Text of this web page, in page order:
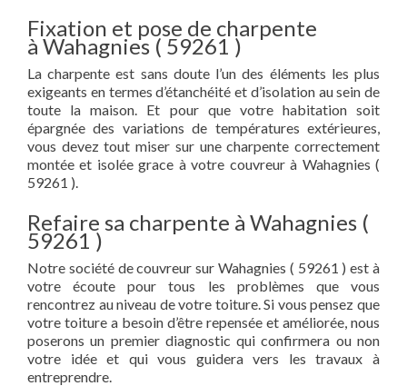
Fixation et pose de charpente
à Wahagnies ( 59261 )
La charpente est sans doute l’un des éléments les plus
exigeants en termes d’étanchéité et d’isolation au sein de
toute la maison. Et pour que votre habitation soit
épargnée des variations de températures extérieures,
vous devez tout miser sur une charpente correctement
montée et isolée grace à votre couvreur à Wahagnies (
59261 ).
Refaire sa charpente à Wahagnies (
59261 )
Notre société de couvreur sur Wahagnies ( 59261 ) est à
votre écoute pour tous les problèmes que vous
rencontrez au niveau de votre toiture. Si vous pensez que
votre toiture a besoin d’être repensée et améliorée, nous
poserons un premier diagnostic qui confirmera ou non
votre idée et qui vous guidera vers les travaux à
entreprendre.